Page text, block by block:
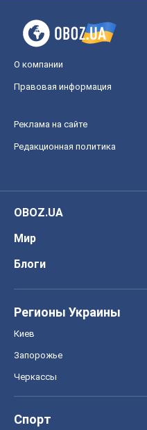
О компании
Правовая информация
Реклама на сайте
Редакционная политика
OBOZ.UA
Мир
Блоги
Регионы Украины
Киев
Запорожье
Черкассы
Спорт